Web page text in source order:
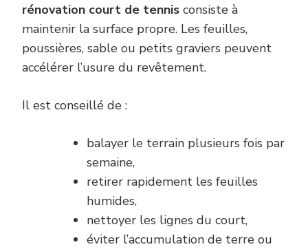
rénovation court de tennis consiste à
maintenir la surface propre. Les feuilles,
poussières, sable ou petits graviers peuvent
accélérer l’usure du revêtement.
Il est conseillé de :
balayer le terrain plusieurs fois par
semaine,
retirer rapidement les feuilles
humides,
nettoyer les lignes du court,
éviter l’accumulation de terre ou